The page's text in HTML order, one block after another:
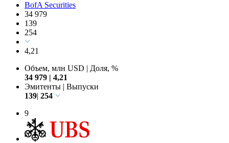
BofA Securities
34 979
139
254
4,21
Объем, млн USD
Доля, %
34 979
4,21
Эмитенты
Выпуски
139 254
9